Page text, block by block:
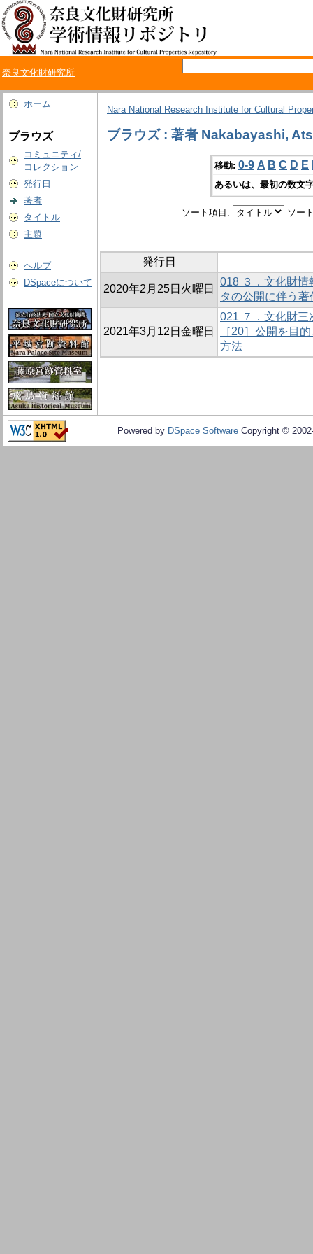
奈良文化財研究所
ホーム
ブラウズ
コミュニティ/
コレクション
発行日
著者
タイトル
主題
ヘルプ
DSpaceについて
Nara National Research Institute for Cultural
ブラウズ : 著者 Nakabayashi,
移動: 0-9 A B C D E
あるいは、最初の数文
ソート項目: ソー
発行日
2020年2月25日火曜日
018 ３．文化財情
タの公開に伴う
2021年3月12日金曜日
021 ７．文化財三
［20］公開を目
方法
Powered by DSpace Software Copyright ©